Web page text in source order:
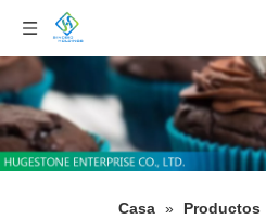
Casa » Productos